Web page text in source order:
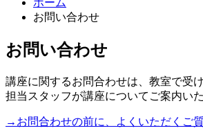
ホーム
お問い合わせ
お問い合わせ
講座に関するお問合わせは、教室で受
担当スタッフが講座についてご案内いた
→お問合わせの前に、よくいただくご